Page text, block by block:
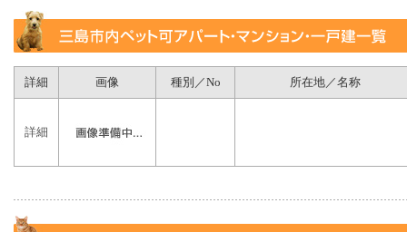
詳細 画像 種別／No 所在地／名称
詳細